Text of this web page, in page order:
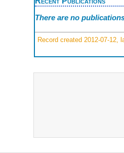
There are no
Record created 2012-07-12,